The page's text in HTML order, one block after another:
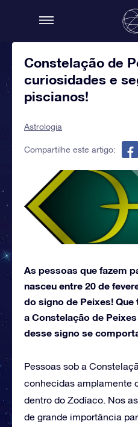
Constelação de
curiosidades e
piscianos!
Astrologia
Compartilhe este artigo:
As pessoas que fazem
nasceu entre 20 de
do signo de Peixes!
a Constelação de
desse signo se
Pessoas sob a
conhecidas amplamente
dentro do Zodíaco. Nos
de grande importância